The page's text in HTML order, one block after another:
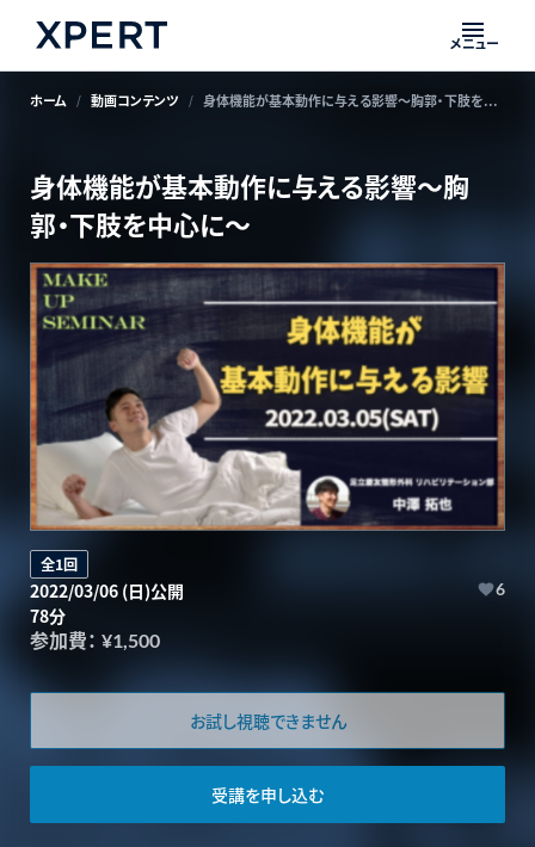
メニュー
ホーム 動画コンテンツ 身体機能が基本動作に与える影響〜胸郭・下肢を中心に〜
身体機能が基本動作に与える影響〜胸
郭・下肢を中心に〜
全1回
2022/03/06 (日)公開
78分
6
参加費： ¥1,500
お試し視聴できません
受講を申し込む